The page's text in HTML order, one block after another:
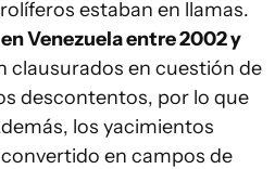
estaban en llamas.
Venezuela entre 2002 y
clausurados en cuestión de
descontentos, por lo que
los yacimientos
en campos de